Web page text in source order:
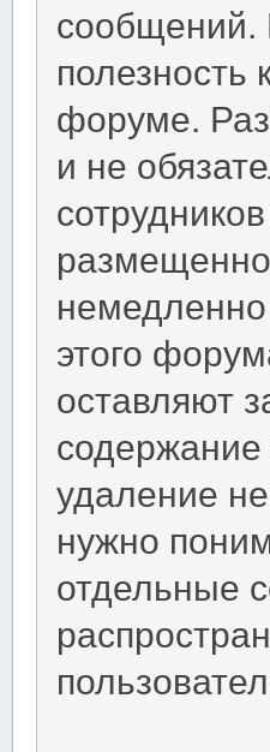
сообщений.
форуме.
и не
этого
оставляют
содержание
удаление
нужно
отдельные